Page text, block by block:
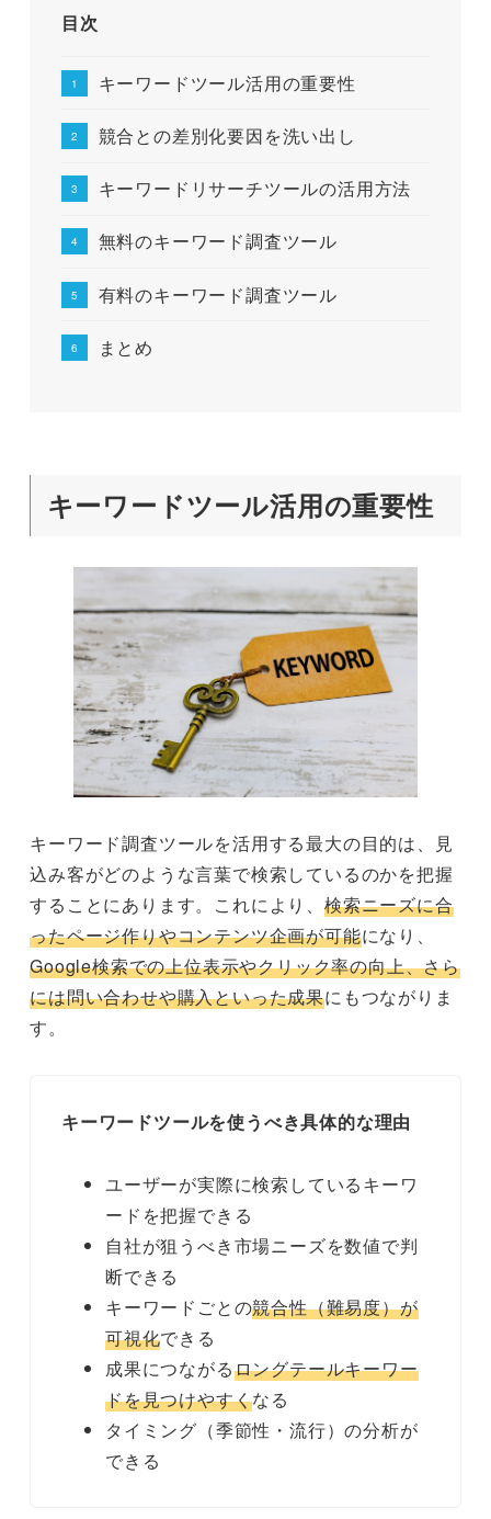
目次
キーワードツール活用の重要性
競合との差別化要因を洗い出し
キーワードリサーチツールの活用方法
無料のキーワード調査ツール
有料のキーワード調査ツール
まとめ
キーワードツール活用の重要性
キーワード調査ツールを活用する最大の目的は、見
込み客がどのような言葉で検索しているのかを把握
することにあります。これにより、 検索ニーズに合
ったページ作りやコンテンツ企画が可能になり、
Google検索での上位表示やクリック率の向上、さら
には問い合わせや購入といった成果にもつながりま
す。
キーワードツールを使うべき具体的な理由
ユーザーが実際に検索しているキーワ
ードを把握できる
自社が狙うべき市場ニーズを数値で判
断できる
キーワードごとの競合性（難易度）が
可視化できる
成果につながるロングテールキーワー
ドを見つけやすくなる
タイミング（季節性・流行）の分析が
できる